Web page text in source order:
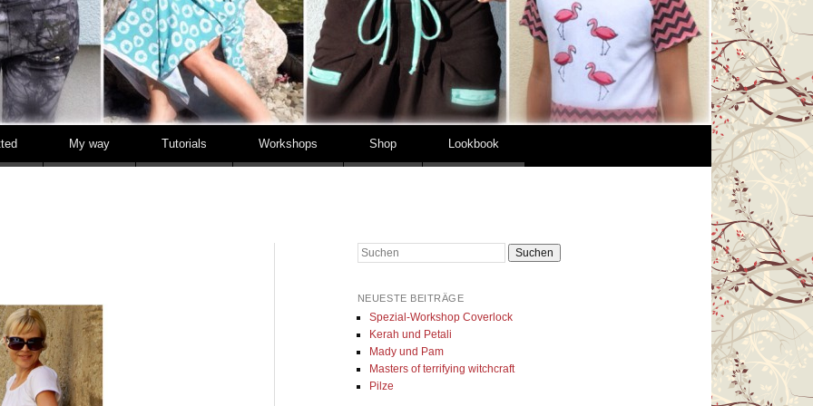
My way Tutorials Workshops Shop Lookbook
Suchen
NEUESTE BEITRÄGE
Spezial-Workshop Coverlock
Kerah und Petali
Mady und Pam
Masters of terrifying witchcraft
Pilze